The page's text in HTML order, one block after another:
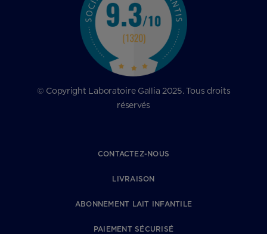
© Copyright Laboratoire Gallia 2025. Tous droits
réservés
CONTACTEZ-NOUS
LIVRAISON
ABONNEMENT LAIT INFANTILE
PAIEMENT SÉCURISÉ